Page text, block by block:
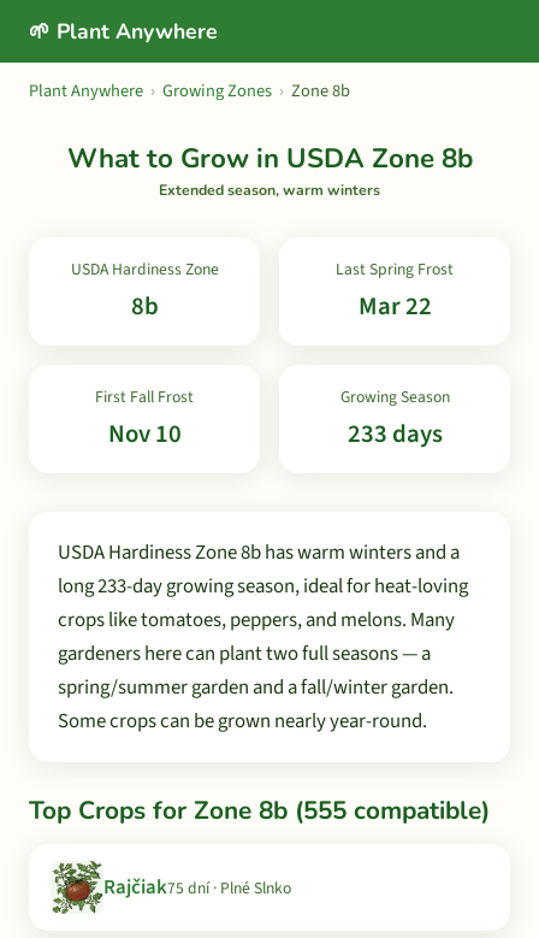
🌱 Plant Anywhere
Plant Anywhere › Growing Zones › Zone 8b
What to Grow in USDA Zone 8b
Extended season, warm winters
USDA Hardiness Zone
8b
Last Spring Frost
Mar 22
First Fall Frost
Nov 10
Growing Season
233 days
USDA Hardiness Zone 8b has warm winters and a
long 233-day growing season, ideal for heat-loving
crops like tomatoes, peppers, and melons. Many
gardeners here can plant two full seasons — a
spring/summer garden and a fall/winter garden.
Some crops can be grown nearly year-round.
Top Crops for Zone 8b (555 compatible)
Rajčiak75 dní · Plné Slnko